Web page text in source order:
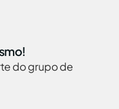
do grupo de